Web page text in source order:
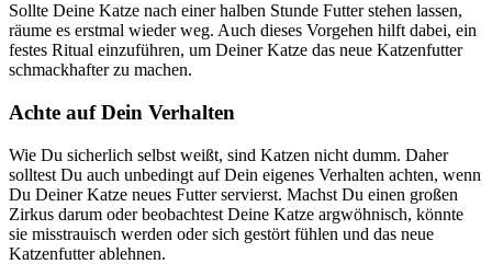
Sollte Deine Katze nach einer halben Stunde Futter stehen lassen,
räume es erstmal wieder weg. Auch dieses Vorgehen hilft dabei, ein
festes Ritual einzuführen, um Deiner Katze das neue Katzenfutter
schmackhafter zu machen.
Achte auf Dein Verhalten
Wie Du sicherlich selbst weißt, sind Katzen nicht dumm. Daher
solltest Du auch unbedingt auf Dein eigenes Verhalten achten, wenn
Du Deiner Katze neues Futter servierst. Machst Du einen großen
Zirkus darum oder beobachtest Deine Katze argwöhnisch, könnte
sie misstrauisch werden oder sich gestört fühlen und das neue
Katzenfutter ablehnen.